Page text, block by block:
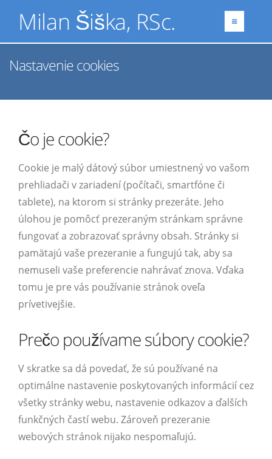
Milan Šiška, RSc.
Nastavenie cookies
Čo je cookie?
Cookie je malý dátový súbor umiestnený vo vašom
prehliadači v zariadení (počítači, smartfóne či
tablete), na ktorom si stránky prezeráte. Jeho
úlohou je pomôcť prezeraným stránkam správne
fungovať a zobrazovať správny obsah. Stránky si
pamätajú vaše prezeranie a fungujú tak, aby sa
nemuseli vaše preferencie nahrávať znova. Vďaka
tomu je pre vás používanie stránok oveľa
prívetivejšie.
Prečo používame súbory cookie?
V skratke sa dá povedať, že sú používané na
optimálne nastavenie poskytovaných informácií cez
všetky stránky webu, nastavenie odkazov a ďalších
funkčných častí webu. Zároveň prezeranie
webových stránok nijako nespomaľujú.